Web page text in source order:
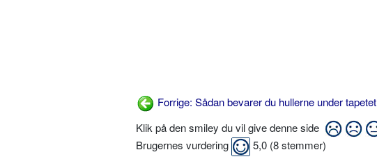
Forrige: Sådan bevarer du hullerne under tapetet
Klik på den smiley du vil give denne side
Brugernes vurdering
5,0 (8stemmer)